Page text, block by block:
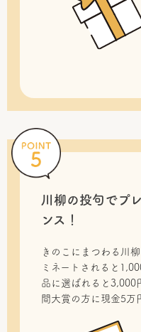
川柳の投句でプ
ンス！
きのこにまつわる川
ミネートされると
品に選ばれると3,000
間大賞の方に現金5万